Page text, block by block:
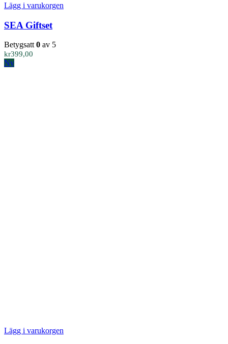
Lägg i varukorgen
SEA Giftset
Betygsatt 0 av 5
kr399,00
Ny
Lägg i varukorgen